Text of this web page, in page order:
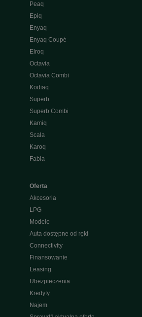
Peaq
Epiq
Enyaq
Enyaq Coupé
Elroq
Octavia
Octavia Combi
Kodiaq
Superb
Superb Combi
Kamiq
Scala
Karoq
Fabia
Oferta
Akcesoria
LPG
Modele
Auta dostępne od ręki
Connectivity
Finansowanie
Leasing
Ubezpieczenia
Kredyty
Najem